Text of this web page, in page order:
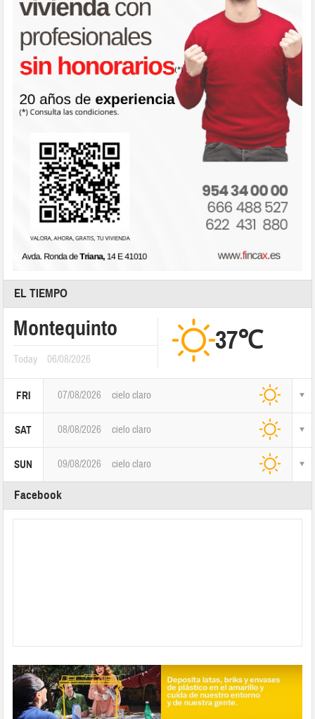
EL TIEMPO
Montequinto
Today 06/08/2026
37℃
FRI 07/08/2026 cielo claro
SAT 08/08/2026 cielo claro
SUN 09/08/2026 cielo claro
Facebook